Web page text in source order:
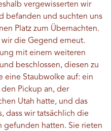
vergewisserten wir
befanden und suchten uns
Platz zum Übernachten.
wir die Gegend erneut.
mit einem weiteren
beschlossen, diesen zu
eine Staubwolke auf: ein
Pickup an, der
Utah hatte, und das
dass wir tatsächlich die
gefunden hatten. Sie rieten